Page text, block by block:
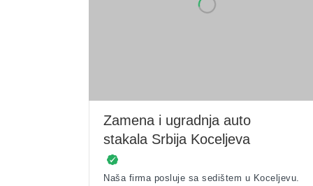
Zamena i ugradnja auto
stakala Srbija Koceljeva
Naša firma posluje sa sedištem u Koceljevu.